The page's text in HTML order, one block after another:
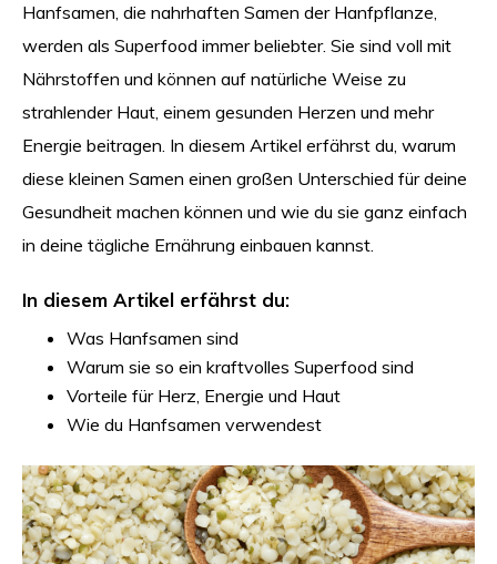
Hanfsamen, die nahrhaften Samen der Hanfpflanze,
werden als Superfood immer beliebter. Sie sind voll mit
Nährstoffen und können auf natürliche Weise zu
strahlender Haut, einem gesunden Herzen und mehr
Energie beitragen. In diesem Artikel erfährst du, warum
diese kleinen Samen einen großen Unterschied für deine
Gesundheit machen können und wie du sie ganz einfach
in deine tägliche Ernährung einbauen kannst.
In diesem Artikel erfährst du:
Was Hanfsamen sind
Warum sie so ein kraftvolles Superfood sind
Vorteile für Herz, Energie und Haut
Wie du Hanfsamen verwendest